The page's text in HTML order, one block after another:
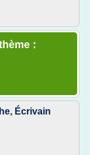
:
Écrivain